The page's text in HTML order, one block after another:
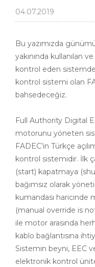
04.07.2019
Bu yazımızda
yakınında kullanılan
kontrol eden
kontrol sistemi olan
bahsedeceğiz.
Full Authority Digital
motorunu yöneten
FADEC’in Türkçe
kontrol sistemidir. İlk
(start) kapatmaya
bağımsız olarak
kumandası haricinde
(manual override is
ile motor arasında
kablo bağlantısına
Sistemin beyni, EEC
elektronik kontrol